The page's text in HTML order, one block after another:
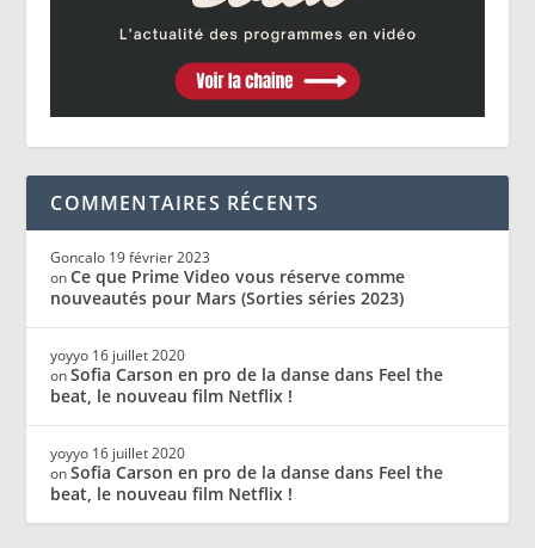
COMMENTAIRES RÉCENTS
Goncalo 19 février 2023
onCe que Prime Video vous réserve comme
nouveautés pour Mars (Sorties séries 2023)
yoyyo 16 juillet 2020
onSofia Carson en pro de la danse dans Feel the
beat, le nouveau film Netflix !
yoyyo 16 juillet 2020
onSofia Carson en pro de la danse dans Feel the
beat, le nouveau film Netflix !